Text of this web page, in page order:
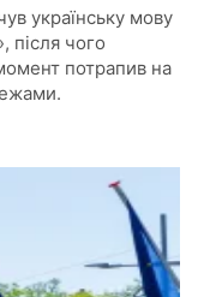
українську мову
після чого
потрапив на